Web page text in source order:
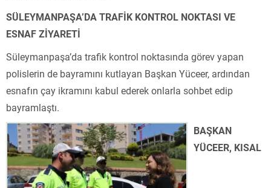
SÜLEYMANPAŞA’DA TRAFİK KONTROL NOKTASI VE
ESNAF ZİYARETİ
Süleymanpaşa’da trafik kontrol noktasında görev yapan
polislerin de bayramını kutlayan Başkan Yüceer, ardından
esnafın çay ikramını kabul ederek onlarla sohbet edip
bayramlaştı.
BAŞKAN
YÜCEER, KISAL